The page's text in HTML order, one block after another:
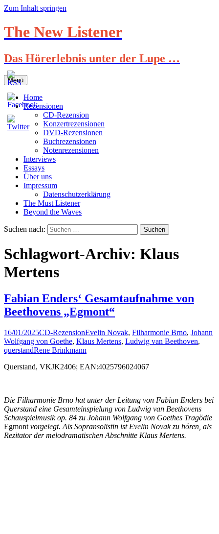
Zum Inhalt springen
The New Listener
Das Hörerlebnis unter der Lupe …
Menü
Home
Rezensionen
CD-Rezension
Konzertrezensionen
DVD-Rezensionen
Buchrezensionen
Notenrezensionen
Interviews
Essays
Über uns
Impressum
Datenschutzerklärung
The Must Listener
Beyond the Waves
Suchen nach:
Schlagwort-Archiv: Klaus
Mertens
Fabian Enders‘ Gesamtaufnahme von
Beethovens „Egmont“
16/01/2025CD-RezensionEvelin Novak, Filharmonie Brno, Johann
Wolfgang von Goethe, Klaus Mertens, Ludwig van Beethoven,
querstandRene Brinkmann
Querstand, VKJK2406; EAN:4025796024067
Die Filharmonie Brno hat unter der Leitung von Fabian Enders bei
Querstand eine Gesamteinspielung von Ludwig van Beethovens
Schauspielmusik op. 84 zu Johann Wolfgang von Goethes Tragödie
Egmont vorgelegt. Als Sopransolistin ist Evelin Novak zu hören, als
Rezitator der melodramatischen Abschnitte Klaus Mertens.